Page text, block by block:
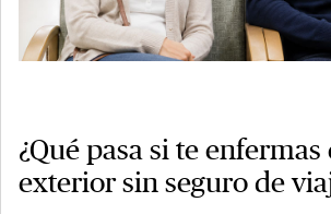
¿Qué pasa si te enfermas
exterior sin seguro de